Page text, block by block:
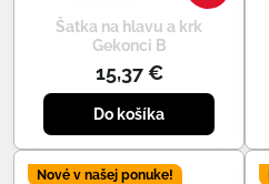
Šatka na hlavu a krk
Gekonci B
15,37 €
Do košíka
Nové v našej ponuke!